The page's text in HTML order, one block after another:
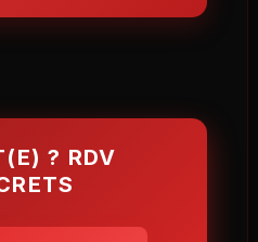
? RDV